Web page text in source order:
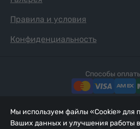
Правила и условия
Конфиденциальность
Способы
Мы используем файлы «Cookie» для
Ваших данных и улучшения работы